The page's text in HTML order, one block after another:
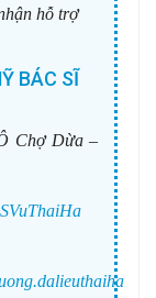
hỗ trợ
BÁC SĨ
Chợ Dừa –